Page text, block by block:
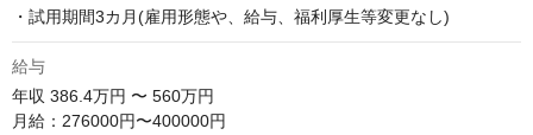
・試用期間3カ月(雇用形態や、給与、福利厚生等変更なし)
給与
年収 386.4万円 〜 560万円
月給：276000円〜400000円